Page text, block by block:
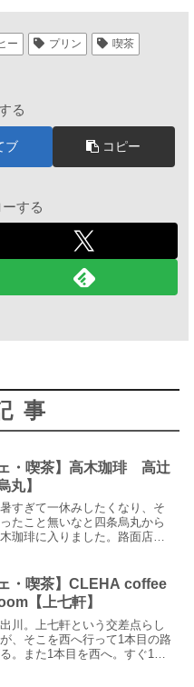
ー プリン
喫茶
る
ブ コピー
する
事
ェ・喫茶】高木珈琲 高辻
丸】
すぎて一休みしたくなり、そ
たこと無いなと四条烏丸から
珈琲に入りました。路面店で
しそうだったので、アイスコー
プリンのセット...
ェ・喫茶】CLEHA coffee
【上七軒】
川。上七軒という交差点らし
、そこを西へ行って1本目の路
。また1本目を西へ。すぐ1本